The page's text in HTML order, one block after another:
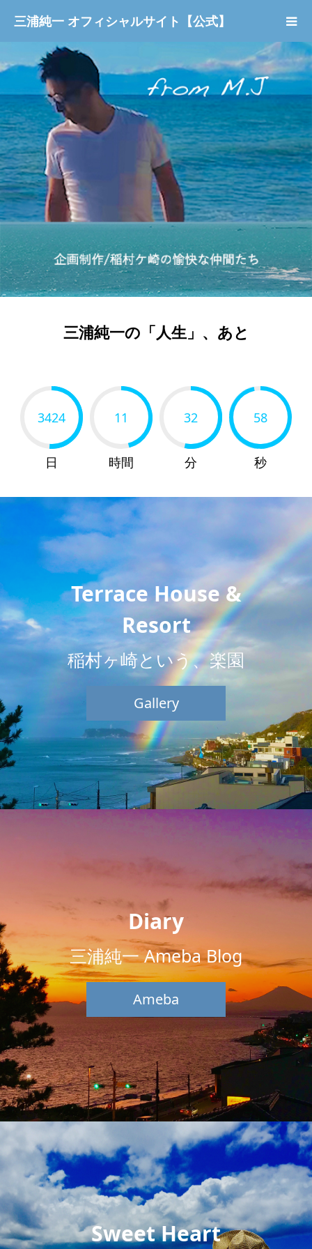
三浦純一 オフィシャルサイト【公式】
三浦純一の「人生」、あと
3424
日
11
時間
32
分
56
秒
Terrace House &
Resort
稲村ヶ崎という、楽園
Gallery
Diary
三浦純一 Ameba Blog
Ameba
Sweet Heart